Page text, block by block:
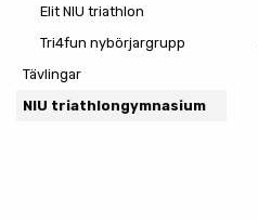
Elit NIU triathlon
Tri4fun nybörjargrupp
Tävlingar
NIU triathlongymnasium